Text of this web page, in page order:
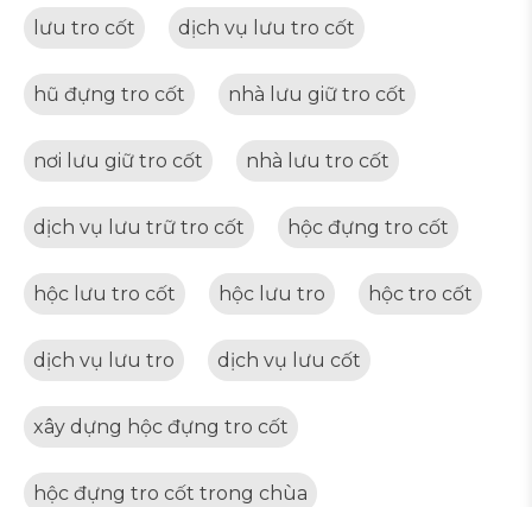
lưu tro cốt dịch vụ lưu tro cốt
hũ đựng tro cốt nhà lưu giữ tro cốt
nơi lưu giữ tro cốt nhà lưu tro cốt
dịch vụ lưu trữ tro cốt hộc đựng tro cốt
hộc lưu tro cốt hộc lưu tro hộc tro cốt
dịch vụ lưu tro dịch vụ lưu cốt
xây dựng hộc đựng tro cốt
hộc đựng tro cốt trong chùa